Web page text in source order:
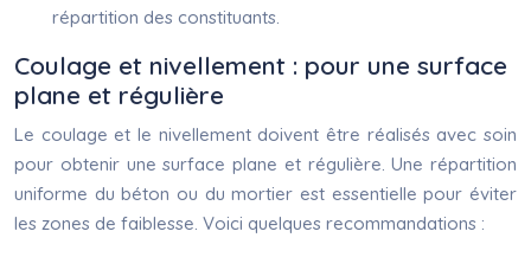
répartition des constituants.
Coulage et nivellement : pour une surface
plane et régulière
Le coulage et le nivellement doivent être réalisés avec soin
pour obtenir une surface plane et régulière. Une répartition
uniforme du béton ou du mortier est essentielle pour éviter
les zones de faiblesse. Voici quelques recommandations :